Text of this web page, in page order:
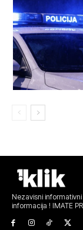
Nezavisni
informacija ! IMATE